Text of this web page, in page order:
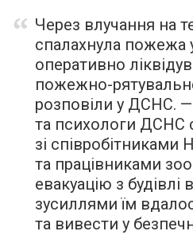
Через влучання на
спалахнула пожежа
оперативно
пожежно-
розповіли у ДСНС.
та психологи ДСНС
зі співробітниками
та працівниками
евакуацію з будівлі
зусиллями їм
та вивести у